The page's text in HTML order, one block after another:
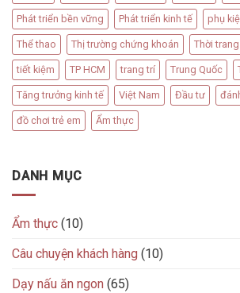
Phát triển bền vững Phát triển kinh tế phụ
Thể thao Thị trường chứng khoán Thời trang
tiết kiệm TP HCM trang trí Trung Quốc
Tăng trưởng kinh tế Việt Nam Đầu tư
đồ chơi trẻ em Ẩm thực
DANH MỤC
Ẩm thực (10)
Câu chuyện khách hàng (10)
Dạy nấu ăn ngon (65)